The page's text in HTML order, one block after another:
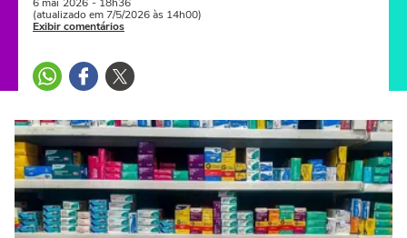
(atualizado em 7/5/2026 às 14h00)
Exibir comentários